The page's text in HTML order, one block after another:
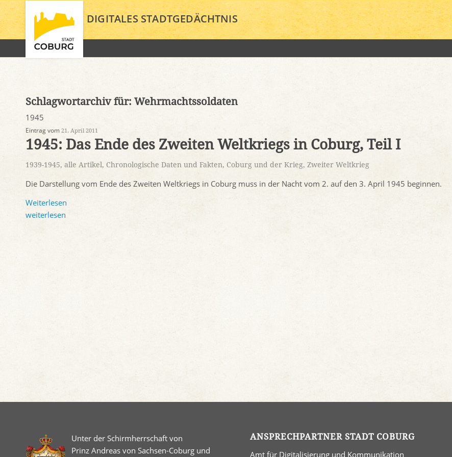
DIGITALES STADTGEDÄCHTNIS
Schlagwortarchiv für: Wehrmachtssoldaten
1945
Eintrag vom 21. April 2011
1945: Das Ende des Zweiten Weltkriegs in Coburg, Teil I
1939-1945, alle Artikel, Chronologische Daten und Fakten, Coburg und der Krieg, Zweiter Weltkrieg
Die Darstellung vom Ende des Zweiten Weltkriegs in Coburg muss in der Nacht vom 2. auf den 3. April 1945 beginnen.
Weiterlesen
weiterlesen
Unter der Schirmherrschaft von
Prinz Andreas von Sachsen-Coburg und
ANSPRECHPARTNER STADT COBURG
Amt für Digitalisierung und Kommunikation